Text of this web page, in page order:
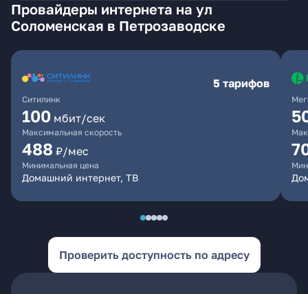
Провайдеры интернета на ул
Соломенская в Петрозаводске
Ситилинк
5 тарифов
100 мбит/сек
Максимальная скорость
488 ₽/мес
Минимальная цена
Домашний интернет, ТВ
Проверить доступность по адресу